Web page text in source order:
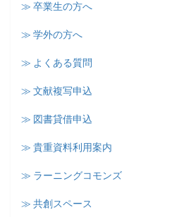
≫ 卒業生の方へ
≫ 学外の方へ
≫ よくある質問
≫ 文献複写申込
≫ 図書貸借申込
≫ 貴重資料利用案内
≫ ラーニングコモンズ
≫ 共創スペース